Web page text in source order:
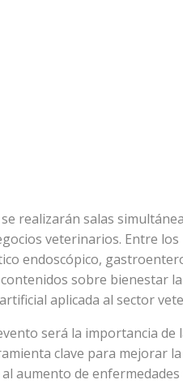
realizarán salas
veterinarios. Entre
endoscópico,
sobre bienestar
aplicada al sector
será la importancia de
clave para mejorar
aumento de